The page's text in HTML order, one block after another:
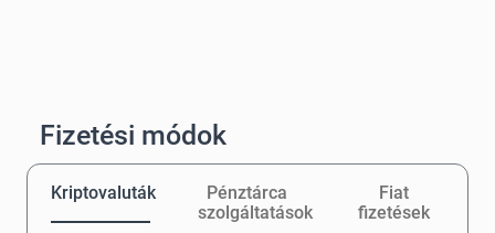
Fizetési módok
Kriptovaluták
Pénztárca
szolgáltatások
Fiat
fizetések